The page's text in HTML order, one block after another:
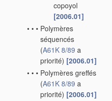
copoyol
[2006.01]
• • • Polymères
séquencés
(A61K 8/89 a
priorité) [2006.01]
• • • Polymères greffés
(A61K 8/89 a
priorité) [2006.01]